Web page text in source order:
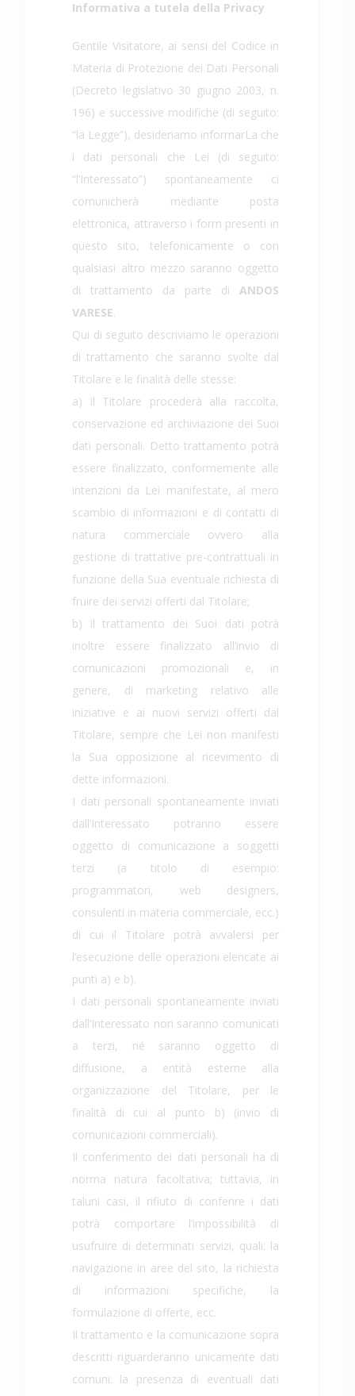
Informativa a tutela della Privacy
Gentile Visitatore, ai sensi del Codice in
Materia di Protezione dei Dati Personali
(Decreto legislativo 30 giugno 2003, n.
196) e successive modifiche (di seguito:
“la Legge”), desideriamo informarLa che
i dati personali che Lei (di seguito:
“l’Interessato”) spontaneamente ci
comunicherà mediante posta
elettronica, attraverso i form presenti in
questo sito, telefonicamente o con
qualsiasi altro mezzo saranno oggetto
di trattamento da parte di ANDOS
VARESE.
Qui di seguito descriviamo le operazioni
di trattamento che saranno svolte dal
Titolare e le finalità delle stesse:
a) il Titolare procederà alla raccolta,
conservazione ed archiviazione dei Suoi
dati personali. Detto trattamento potrà
essere finalizzato, conformemente alle
intenzioni da Lei manifestate, al mero
scambio di informazioni e di contatti di
natura commerciale ovvero alla
gestione di trattative pre-contrattuali in
funzione della Sua eventuale richiesta di
fruire dei servizi offerti dal Titolare;
b) il trattamento dei Suoi dati potrà
inoltre essere finalizzato all’invio di
comunicazioni promozionali e, in
genere, di marketing relativo alle
iniziative e ai nuovi servizi offerti dal
Titolare, sempre che Lei non manifesti
la Sua opposizione al ricevimento di
dette informazioni.
I dati personali spontaneamente inviati
dall’Interessato potranno essere
oggetto di comunicazione a soggetti
terzi (a titolo di esempio:
programmatori, web designers,
consulenti in materia commerciale, ecc.)
di cui il Titolare potrà avvalersi per
l’esecuzione delle operazioni elencate ai
punti a) e b).
I dati personali spontaneamente inviati
dall’Interessato non saranno comunicati
a terzi, né saranno oggetto di
diffusione, a entità esterne alla
organizzazione del Titolare, per le
finalità di cui al punto b) (invio di
comunicazioni commerciali).
Il conferimento dei dati personali ha di
norma natura facoltativa; tuttavia, in
taluni casi, il rifiuto di conferire i dati
potrà comportare l’impossibilità di
usufruire di determinati servizi, quali: la
navigazione in aree del sito, la richiesta
di informazioni specifiche, la
formulazione di offerte, ecc.
Il trattamento e la comunicazione sopra
descritti riguarderanno unicamente dati
comuni: la presenza di eventuali dati